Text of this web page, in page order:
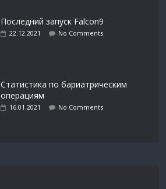
Последний запуск Falcon9
22.12.2021 No Comments
Статистика по бариатрическим
операциям
16.01.2021 No Comments